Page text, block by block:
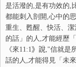
是活潑的,是有功效的,
都能刺入剖開,心中的
重生、甦醒、快活、
的話」的人,才能經歷
《來11:1》說,"信就是
話的人,才能得見「未